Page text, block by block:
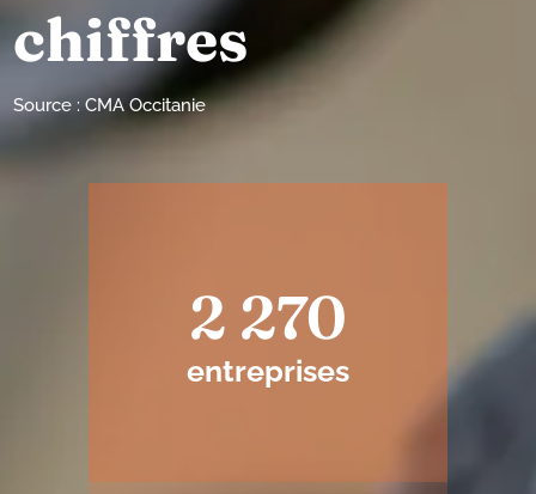
chiffres
Source : CMA Occitanie
2 270
entreprises